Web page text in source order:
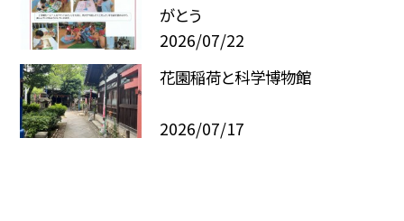
がとう
2026/07/22
花園稲荷と科学博物館
2026/07/17